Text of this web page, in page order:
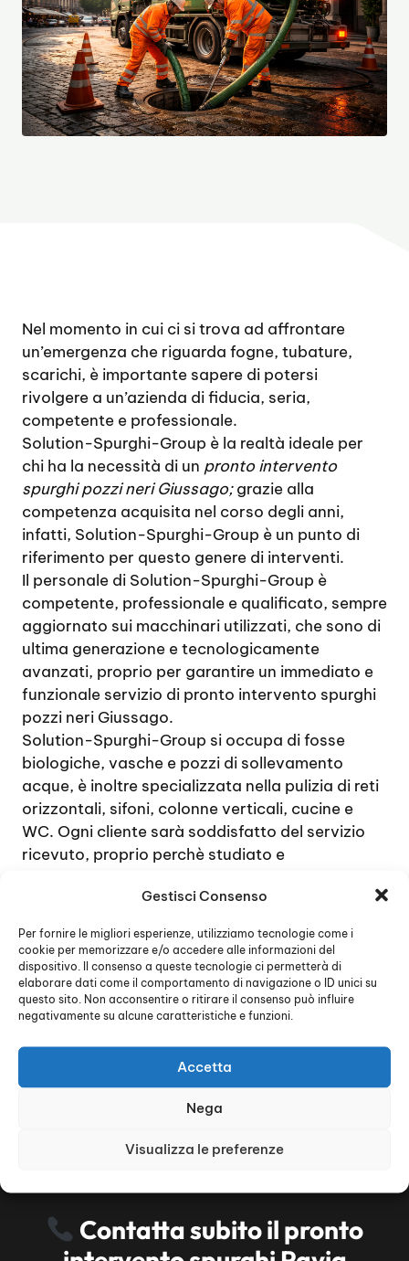
Gestisci Consenso
Per fornire le migliori esperienze, utilizziamo tecnologie come i
cookie per memorizzare e/o accedere alle informazioni del
dispositivo. Il consenso a queste tecnologie ci permetterà di
elaborare dati come il comportamento di navigazione o ID unici su
questo sito. Non acconsentire o ritirare il consenso può influire
negativamente su alcune caratteristiche e funzioni.
Accetta
Nega
Visualizza le preferenze
Nel momento in cui ci si trova ad affrontare
un’emergenza che riguarda fogne, tubature,
scarichi, è importante sapere di potersi
rivolgere a un’azienda di fiducia, seria,
competente e professionale.
Solution-Spurghi-Group è la realtà ideale per
chi ha la necessità di un pronto intervento
spurghi pozzi neri Giussago;grazie alla
competenza acquisita nel corso degli anni,
infatti, Solution-Spurghi-Group è un punto di
riferimento per questo genere di interventi.
Il personale di Solution-Spurghi-Group è
competente, professionale e qualificato, sempre
aggiornato sui macchinari utilizzati, che sono di
ultima generazione e tecnologicamente
avanzati, proprio per garantire un immediato e
funzionale servizio di pronto intervento spurghi
pozzi neri Giussago.
Solution-Spurghi-Group si occupa di fosse
biologiche, vasche e pozzi di sollevamento
acque, è inoltre specializzata nella pulizia di reti
orizzontali, sifoni, colonne verticali, cucine e
WC. Ogni cliente sarà soddisfatto del servizio
ricevuto, proprio perchè studiato e
neri Giussagodi Solution-Spurghi-Group è
funzionante 24 ore su 24 per 365 giorni l’anno.
Contatta subito il pronto